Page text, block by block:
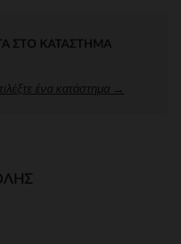
ΣΤΟ ΚΑΤΆΣΤΗΜΑ
ένα κατάστημα →